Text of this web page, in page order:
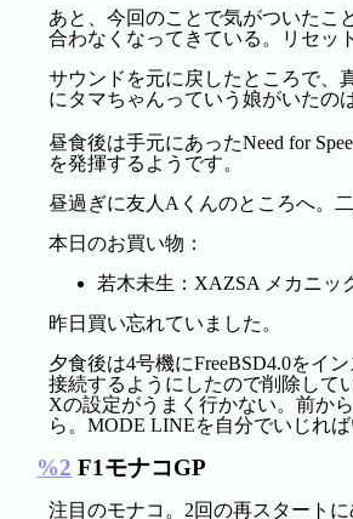
あと、今回のことで気がついたこと
合わなくなってきている。リセッ
サウンドを元に戻したところで、
にタマちゃんっていう娘がいたの
昼食後は手元にあったNeed for
を発揮するようです。
昼過ぎに友人Aくんのところへ。
本日のお買い物：
若木未生：XAZSA メカニッ
昨日買い忘れていました。
夕食後は4号機にFreeBSD4.0をイ
接続するようにしたので削除して
Xの設定がうまく行かない。前か
ら。MODE LINEを自分でいじれ
%2 F1モナコGP
注目のモナコ。2回の再スタート